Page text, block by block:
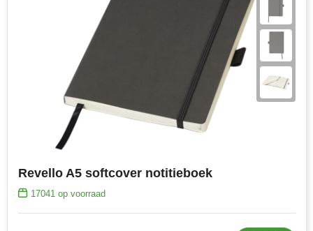
Revello A5 softcover notitieboek
17041op voorraad